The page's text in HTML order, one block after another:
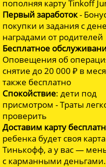
пополняя карту Tinkoff
Первый заработок-
покупки и задания с
наградами от родителей
Бесплатное
Оповещения об
снятие до 20 000 ₽ в
также бесплатно
Спокойствие: дети под
присмотром - Траты
проверить
Доставим карту
ребенка будет своя карта
Тинькофф, а у вас —
с карманными деньгами.